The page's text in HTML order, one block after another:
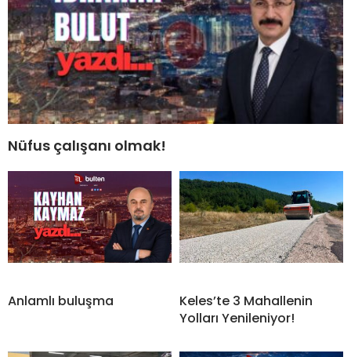
Nüfus çalışanı olmak!
Anlamlı buluşma
Keles’te 3 Mahallenin
Yolları Yenileniyor!